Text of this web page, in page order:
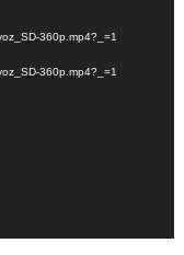
360p.mp4?_=1
360p.mp4?_=1